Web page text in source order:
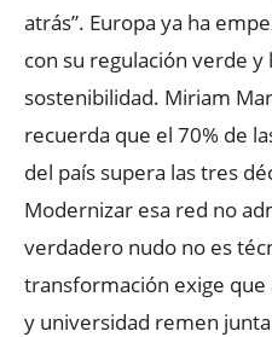
atrás”. Europa ya ha
con su regulación verde y
sostenibilidad. Miriam
recuerda que el 70% de
del país supera las tres
Modernizar esa red no
verdadero nudo no es
transformación exige
y universidad remen